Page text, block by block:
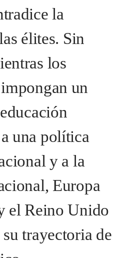
la
élites. Sin
los
un
una política
y a la
Europa
el Reino Unido
trayectoria de